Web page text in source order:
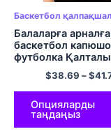
Баскетбол
Балаларға
баскетбол
футболка
қыздарға
күнделікті киім
$38.69 –$
Опцияларды
таңдаңыз